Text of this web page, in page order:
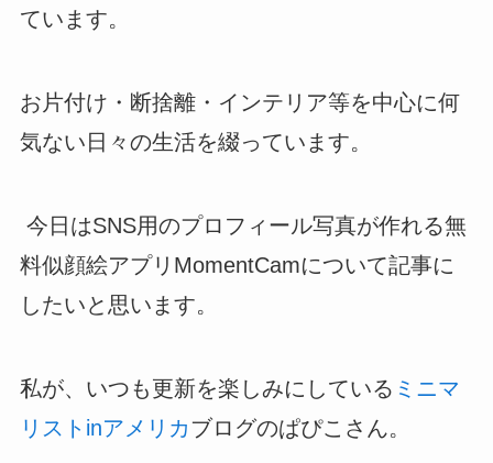
ています。
お片付け・断捨離・インテリア等を中心に何
気ない日々の生活を綴っています。
今日はSNS用のプロフィール写真が作れる無
料似顔絵アプリMomentCamについて記事に
したいと思います。
私が、いつも更新を楽しみにしている ミニマ
リストinアメリカブログのぱぴこさん。